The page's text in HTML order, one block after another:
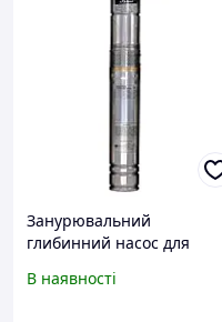
Занурювальний
глибинний насос для
Sprut QGDa 2,5-60-0.75 +
В наявності